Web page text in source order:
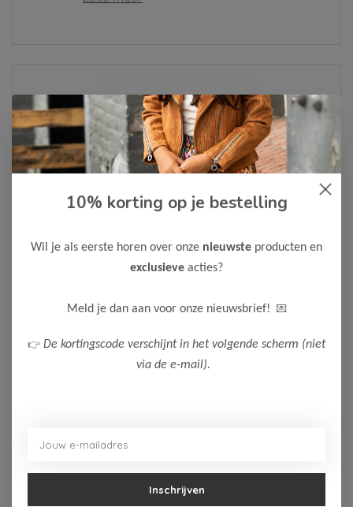
Over ons
Lees meer
Als je een klacht hebt of een vraag, vul dan alsjeblieft het
Whatsapp. We zullen je bericht zo snel mogelijk
Neem contact op
10% korting op je bestelling
Wil je als eerste horen over onze nieuwste producten en
exclusieve acties?
Meld je dan aan voor onze nieuwsbrief! 💌
👉 De kortingscode verschijnt in het volgende scherm (niet
via de e-mail).
Inschrijven